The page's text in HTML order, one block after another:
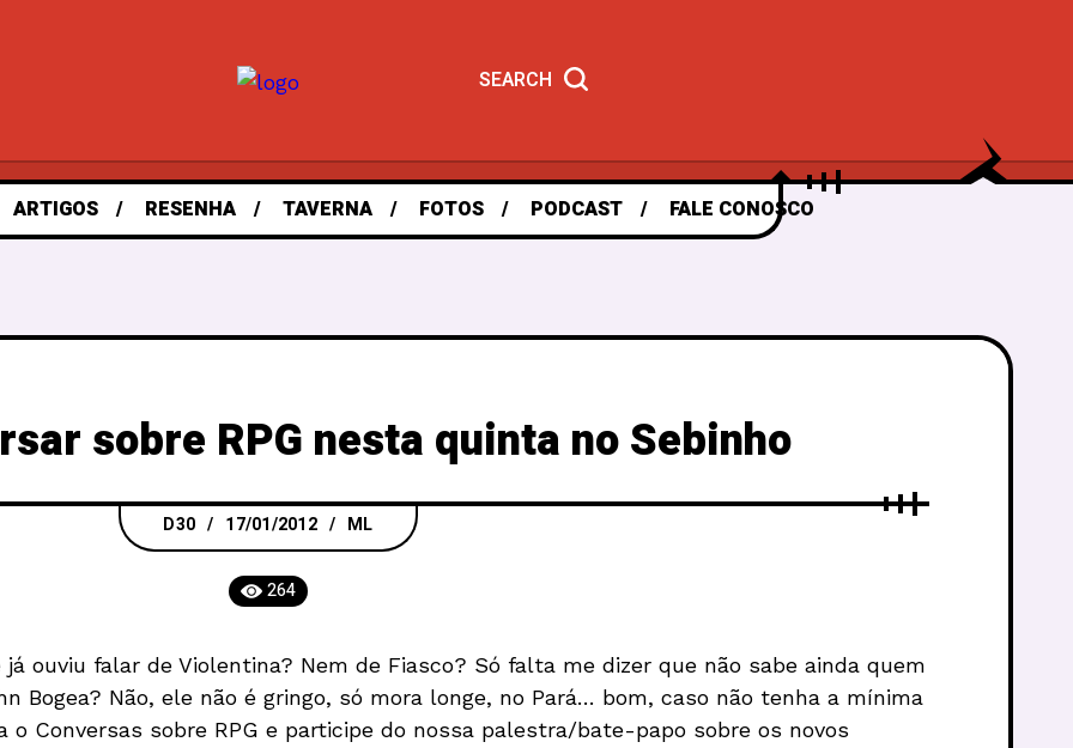
SEARCH
ARTIGOS RESENHA TAVERNA FOTOS PODCAST FALE CONOSCO
sobre RPG nesta quinta no Sebinho
D30 17/01/2012 ML
264
já ouviu falar de Violentina? Nem de Fiasco? Só falta me dizer que não sabe ainda quem
Bogea? Não, ele não é gringo, só mora longe, no Pará… bom, caso não tenha a mínima
o Conversas sobre RPG e participe do nossa palestra/bate-papo sobre os novos